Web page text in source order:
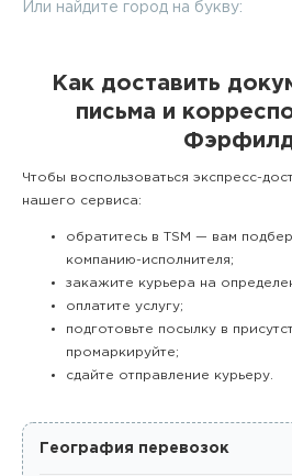
Или найдите город на букву:
Как доставить
письма и
Чтобы воспользоваться экспресс-
нашего сервиса:
обратитесь в TSM — вам
компанию-исполнителя;
закажите курьера на
оплатите услугу;
подготовьте посылку в
промаркируйте;
сдайте отправление курьеру.
География перевозок